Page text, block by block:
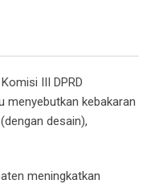
III DPRD
menyebutkan kebakaran
desain),
meningkatkan